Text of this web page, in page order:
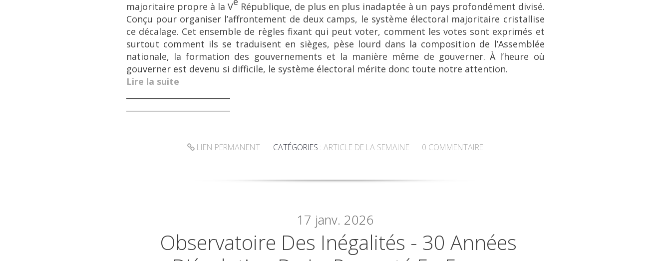
majoritaire propre à la V
République, de plus en plus inadaptée à un pays profondément divisé.
Conçu pour organiser l’affrontement de deux camps, le système électoral majoritaire cristallise
ce décalage. Cet ensemble de règles fixant qui peut voter, comment les votes sont exprimés et
surtout comment ils se traduisent en sièges, pèse lourd dans la composition de l’Assemblée
nationale, la formation des gouvernements et la manière même de gouverner. À l’heure où
gouverner est devenu si difficile, le système électoral mérite donc toute notre attention.
Lire la suite
LIEN PERMANENT CATÉGORIES : ARTICLE DE LA SEMAINE 0 COMMENTAIRE
17 janv. 2026
Observatoire Des Inégalités - 30 Années